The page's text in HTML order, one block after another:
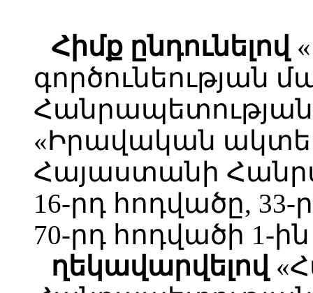
Հիմք ընդունելով
գործունեության
Հանրապետության
«Իրավական
Հայաստանի
16-րդ հոդվածը,
70-րդ հոդվածի 1-
ղեկավարվելով